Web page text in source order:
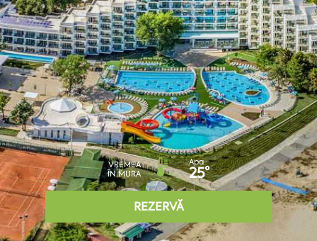
VREMEA
ÎN MURA
Apa
25°
REZERVĂ